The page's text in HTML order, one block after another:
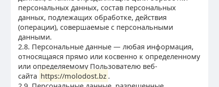
персональных данных, состав персональных
данных, подлежащих обработке, действия
(операции), совершаемые с персональными
данными.
2.8. Персональные данные — любая информация,
относящаяся прямо или косвенно к определенному
или определяемому Пользователю веб-
сайта https://molodost.bz .